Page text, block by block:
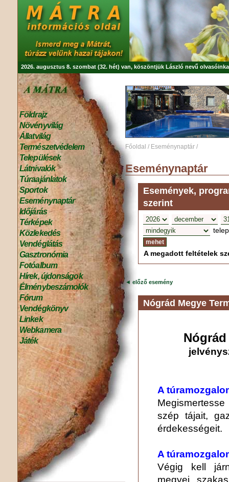
2026. augusztus 8. szombat (32. hét) van, köszöntjük László nevű
Földrajz
Növényvilág
Állatvilág
Természetvédelem
Települések
Látnivalók
Túraajánlatok
Sportok
Eseménynaptár
Időjárás
Térképek
Közlekedés
Vendéglátás
Gasztronómia
Fotóalbum
Hírek, újdonságok
Élménybeszámolók
Fórum
Vendégkönyv
Linkek
Webkamera
Játék
Főoldal / Eseménynaptár /
Eseménynaptár
Események,
szerint
A megadott feltételek
◄ előző esemény
Nógrád Megye
A
szép tájait,
érdekességeit.
A
Végig kell
megyei